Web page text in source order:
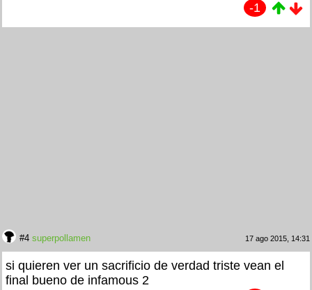
-1
#4 superpollamen 17 ago 2015, 14:31
si quieren ver un sacrificio de verdad triste vean el
final bueno de infamous 2